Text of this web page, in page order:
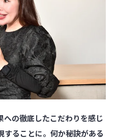
への徹底したこだわりを感じ
することに。何か秘訣がある